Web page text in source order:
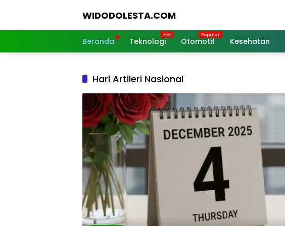
WIDODOLESTA.COM
dan
Terkini
Beranda Teknologi Otomotif Kesehatan
Hari Artileri Nasional